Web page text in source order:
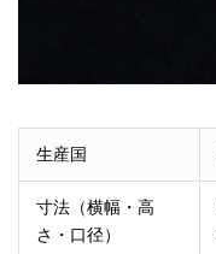
生産国
寸法（横幅・高
さ・口径）